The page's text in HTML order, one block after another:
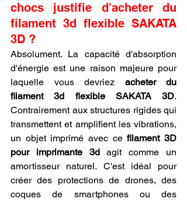
chocs justifie d'acheter du
filament 3d flexible SAKATA
3D ?
Absolument. La capacité d'absorption
d'énergie est une raison majeure pour
laquelle vous devriez acheter du
filament 3d flexible SAKATA 3D.
Contrairement aux structures rigides qui
transmettent et amplifient les vibrations,
un objet imprimé avec ce filament 3D
pour imprimante 3d agit comme un
amortisseur naturel. C'est idéal pour
créer des protections de drones, des
coques de smartphones ou des